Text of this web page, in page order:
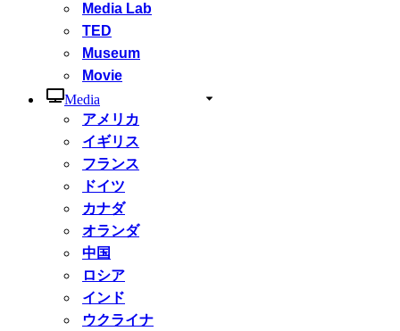
Media Lab
TED
Museum
Movie
Media
アメリカ
イギリス
フランス
ドイツ
カナダ
オランダ
中国
ロシア
インド
ウクライナ